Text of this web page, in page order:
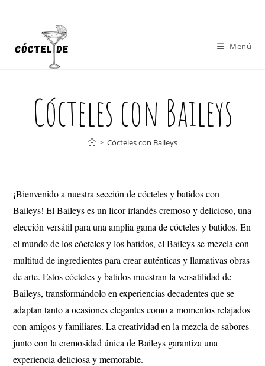
Menú
Cócteles con Baileys
> Cócteles con Baileys
¡Bienvenido a nuestra sección de cócteles y batidos con
Baileys! El Baileys es un licor irlandés cremoso y delicioso, una
elección versátil para una amplia gama de cócteles y batidos. En
el mundo de los cócteles y los batidos, el Baileys se mezcla con
multitud de ingredientes para crear auténticas y llamativas obras
de arte. Estos cócteles y batidos muestran la versatilidad de
Baileys, transformándolo en experiencias decadentes que se
adaptan tanto a ocasiones elegantes como a momentos relajados
con amigos y familiares. La creatividad en la mezcla de sabores
junto con la cremosidad única de Baileys garantiza una
experiencia deliciosa y memorable.